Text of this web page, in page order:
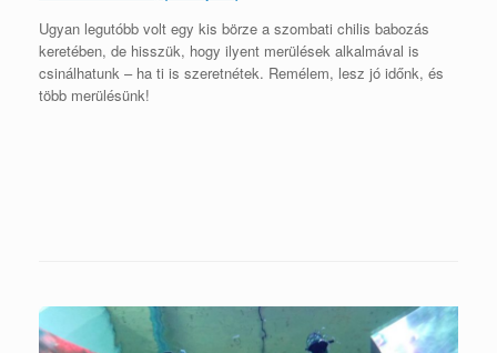
Ugyan legutóbb volt egy kis börze a szombati chilis babozás
keretében, de hisszük, hogy ilyent merülések alkalmával is
csinálhatunk – ha ti is szeretnétek. Remélem, lesz jó időnk, és
több merülésünk!